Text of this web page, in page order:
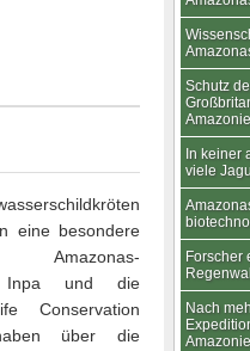
eine besondere
Inpa und die
Conservation
über die
Schutz
In keiner
viele
Forscher
Nach